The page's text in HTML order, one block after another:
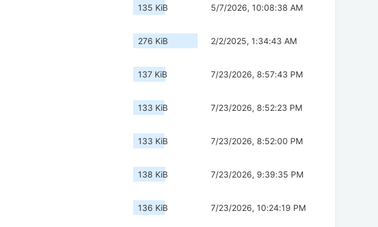
135 KiB 5/7/2026, 10:08:38 AM
276 KiB 2/2/2025, 1:34:43 AM
137 KiB 7/23/2026, 8:57:43 PM
133 KiB 7/23/2026, 8:52:23 PM
133 KiB 7/23/2026, 8:52:00 PM
138 KiB 7/23/2026, 9:39:35 PM
136 KiB 7/23/2026, 10:24:19 PM